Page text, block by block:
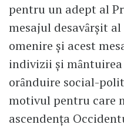
pentru un adept al
mesajul desavȃrşit
omenire şi acest
indivizii şi
orȃnduire social-
motivul pentru care
ascendenţa